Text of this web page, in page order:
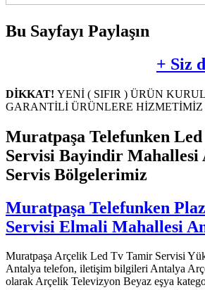
Bu Sayfayı Paylaşın
+ Siz
DİKKAT! YENİ ( SIFIR ) ÜRÜN
GARANTİLİ ÜRÜNLERE HİZMETİMİZ
Muratpaşa Telefunken
Servisi Bayindir
Servis Bölgelerimiz
Muratpaşa Telefunken
Servisi Elmali Mahallesi
Muratpaşa Arçelik Led Tv Tamir Servisi
Antalya telefon, iletişim bilgileri Antalya
olarak Arçelik Televizyon Beyaz eşya